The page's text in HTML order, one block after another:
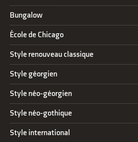
Bungalow
École de Chicago
Style renouveau classique
Style géorgien
Style néo-géorgien
Style néo-gothique
Style international